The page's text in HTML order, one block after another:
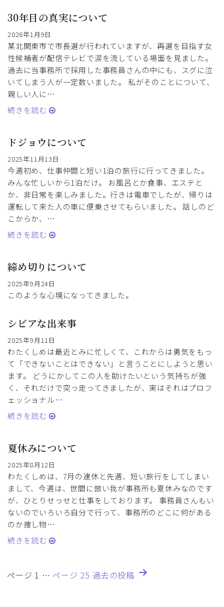
30年目の真実について
2026年1月9日
某北関東市で市長選が行われていますが、再選を目指す女
性候補者が配信テレビで涙を流している場面を見ました。
過去に当事務所で採用した事務員さんの中にも、スグに泣
いてしまう人が一定数いました。 私がそのことについて、
親しい人に…
続きを読む
ドジョウについて
2025年11月13日
今週初め、仕事仲間と短い1泊の旅行に行ってきました。
みんな忙しいから1泊だけ。 お風呂とか食事、エステと
か、非日常を楽しみました。行きは電車でしたが、帰りは
運転して来た人の車に便乗させてもらいました。 話しのど
こからか、…
続きを読む
締め切りについて
2025年9月24日
このような心境になってきました。
シビアな出来事
2025年9月11日
わたくしめは最近とみに忙しくて、これからは勇気をもっ
て「できないことはできない」と言うことにしようと思い
ます。 どうにかしてこの人を助けたいという気持ちが強
く、それだけで突っ走ってきましたが、実はそれはプロフ
ェッショナル…
続きを読む
夏休みについて
2025年8月12日
わたくしめは、7月の連休と先週、短い旅行をしてしまい
まして、今週は、世間に倣い我が事務所も夏休みなのです
が、ひとりせっせと仕事をしております。 事務員さんもい
ないのでいろいろ自分で行って、事務所のどこに何がある
のか捜し物…
続きを読む
投
ページ 1 … ページ 25 過去の投稿